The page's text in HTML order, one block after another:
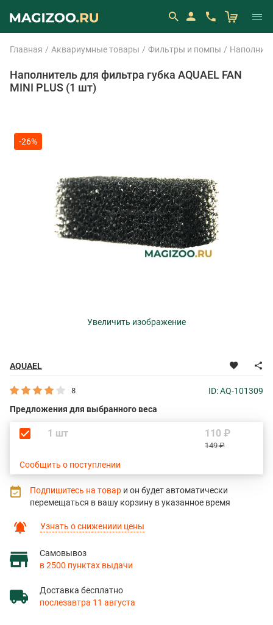
Главная Аквариумные товары Фильтры и помпы
Наполнитель для фильтра губка AQUAEL FAN
MINI PLUS (1 шт)
AQUAEL
-26%
Увеличить изображение
8
ID: AQ-101309
Предложения для выбранного веса
1 шт 110 ₽
149 ₽
Сообщить о поступлении
Узнать о снижениии цены
Самовывоз
в 2500 пунктах выдачи
Доставка бесплатно
послезавтра 11 августа
Подпишитесь на товар и он будет автоматически
перемещаться в вашу корзину в указанное время